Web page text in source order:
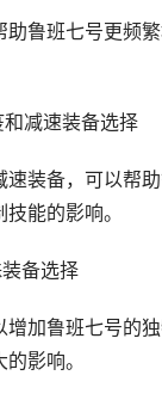
助鲁班七号更频
减速装备选择
速装备，可以帮
能的影响。
备选择
增加鲁班七号的
影响。